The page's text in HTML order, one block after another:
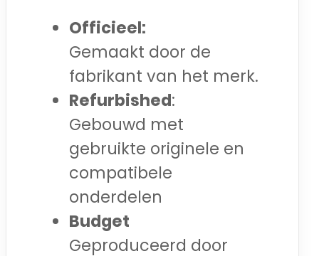
Officieel:
Gemaakt door de
fabrikant van het merk.
Refurbished:
Gebouwd met
gebruikte originele en
compatibele
onderdelen
Budget
Geproduceerd door